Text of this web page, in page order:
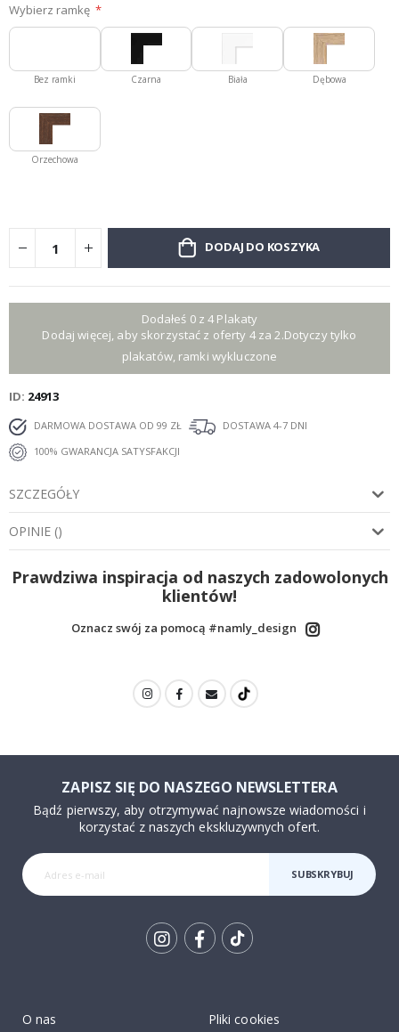
Wybierz ramkę
Bez ramki Czarna Biała Dębowa
Orzechowa
DODAJ DO KOSZYKA
Dodałeś 0 z 4 Plakaty
Dodaj więcej, aby skorzystać z oferty 4 za 2.Dotyczy tylko
plakatów, ramki wykluczone
ID 24913
DARMOWA DOSTAWA OD 99 ZŁ
DOSTAWA 4-7 DNI
100% GWARANCJA SATYSFAKCJI
SZCZEGÓŁY
OPINIE ()
Prawdziwa inspiracja od naszych zadowolonych
klientów!
Oznacz swój za pomocą #namly_design
ZAPISZ SIĘ DO NASZEGO NEWSLETTERA
Bądź pierwszy, aby otrzymywać najnowsze wiadomości i
korzystać z naszych ekskluzywnych ofert.
SUBSKRYBUJ
O nas
Pliki cookies